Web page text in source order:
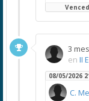
3
en II
08/05/2026
C.